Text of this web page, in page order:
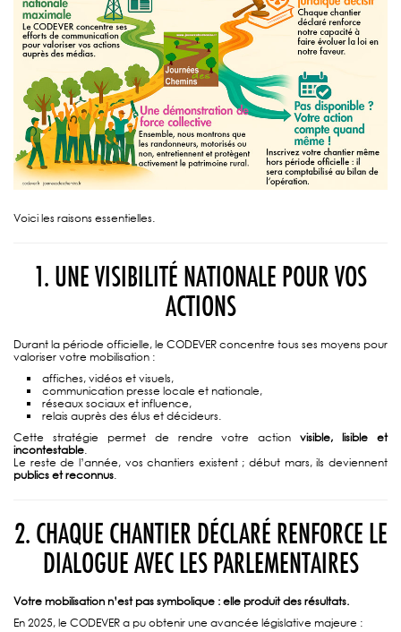
Voici les raisons essentielles.
1. UNE VISIBILITÉ NATIONALE POUR VOS
ACTIONS
Durant la période officielle, le CODEVER concentre tous ses moyens pour
valoriser votre mobilisation :
affiches, vidéos et visuels,
communication presse locale et nationale,
réseaux sociaux et influence,
relais auprès des élus et décideurs.
Cette stratégie permet de rendre votre actionvisible, lisible et
incontestable.
Le reste de l’année, vos chantiers existent ; début mars, ils deviennent
publics et reconnus.
2. CHAQUE CHANTIER DÉCLARÉ RENFORCE LE
DIALOGUE AVEC LES PARLEMENTAIRES
Votre mobilisation n’est pas symbolique : elle produit des résultats.
En 2025, le CODEVER a pu obtenir une avancée législative majeure :